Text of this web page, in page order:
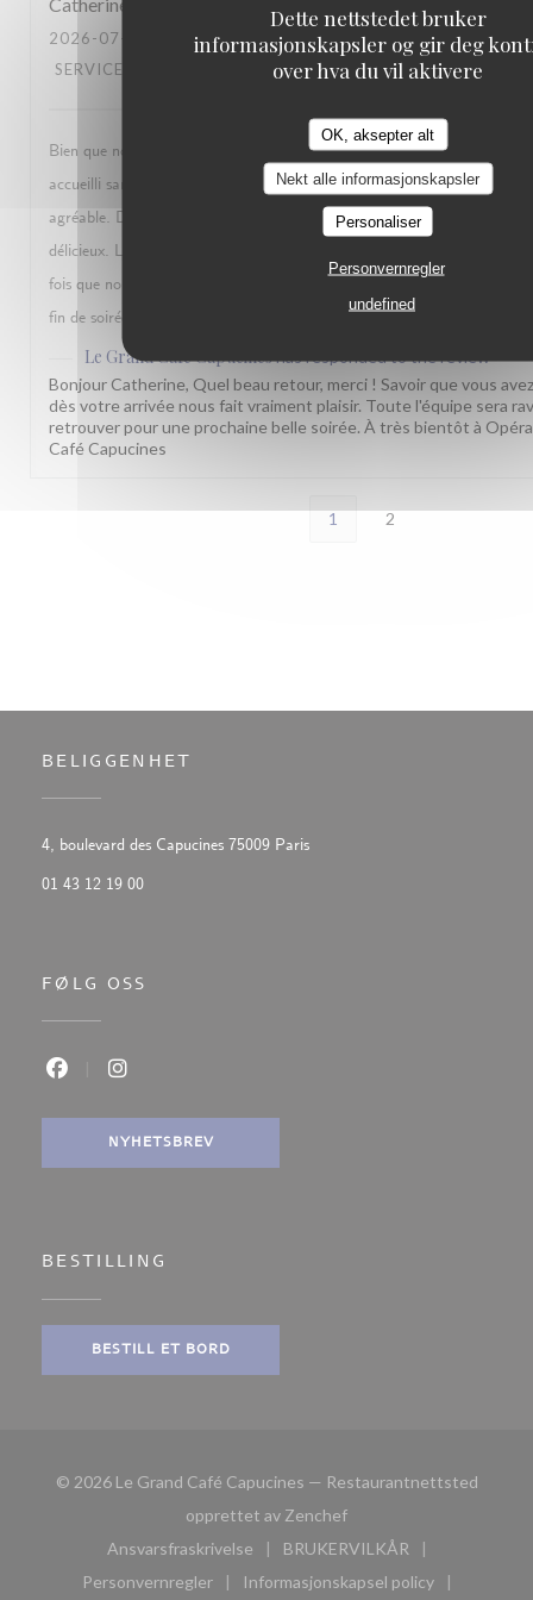
Dette nettstedet bruker
informasjonskapsler og gir deg
over hva du vil aktivere
OK, aksepter alt
Nekt alle informasjonskapsler
Personaliser
Personvernregler
undefined
Catherine
2026-07-12
- 23:30 - GUESTS 3
SERVICE
5/5 MENU : 5/5 QUALITY_PRICE
Bien que nous soyons arrivés avec plus de trois quart d’heure d’avance,
accueilli sans problème, et avec le sourire 🙂. Ensuite, notre repas s’est
agréable. De l’apéritif, en passant par les entrées, les plats, sans
délicieux. Le personnel est très sympathique, et très professionnel. Ce
fois que nous y venons, et ce ne sera sûrement pas la dernière !! Merci
fin de soirée.
Le Grand Café Capucineshas responded to the review
Bonjour Catherine, Quel beau retour, merci ! Savoir que vous
dès votre arrivée nous fait vraiment plaisir. Toute l'équipe sera
retrouver pour une prochaine belle soirée. À très bientôt à
Café Capucines
1 2
BELIGGENHET
4, boulevard des Capucines 75009 Paris((åpner i et nytt vindu))
01 43 12 19 00
FØLG OSS
Facebook ((åpner i et nytt vindu))
NYHETSBREV
BESTILLING
BESTILL ET BORD
© 2026 Le Grand Café Capucines — Restaurantnettsted
opprettet av Zenchef((åpner i et nytt vindu))
Ansvarsfraskrivelse
((åpner i et nytt vindu))
BRUKERVILKÅR
((åpner i et nytt vindu))
Personvernregler
Informasjonskapsel policy